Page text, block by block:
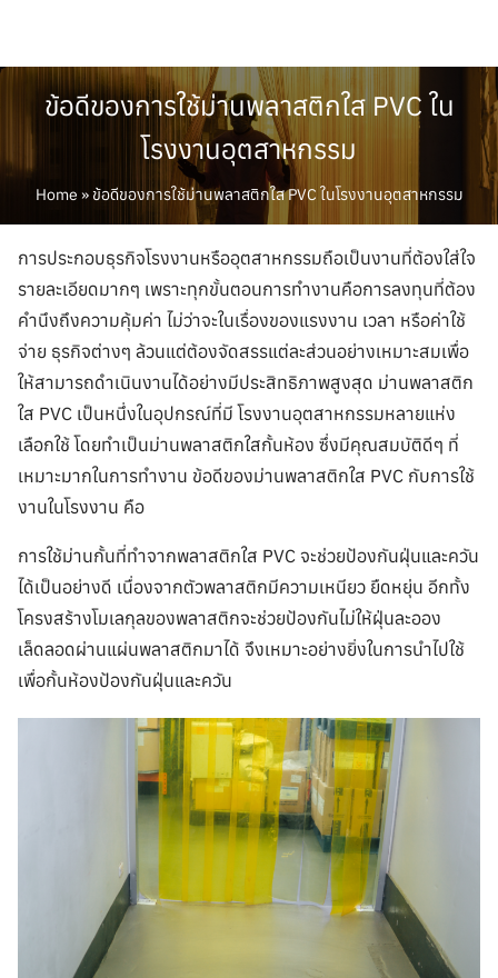
content
ข้อดีของการใช้ม่านพลาสติกใส PVC ใน
โรงงานอุตสาหกรรม
Home » ข้อดีของการใช้ม่านพลาสติกใส PVC ในโรงงานอุตสาหกรรม
การประกอบธุรกิจโรงงานหรืออุตสาหกรรมถือเป็นงานที่ต้องใส่ใจ
รายละเอียดมากๆ เพราะทุกขั้นตอนการทำงานคือการลงทุนที่ต้อง
คำนึงถึงความคุ้มค่า ไม่ว่าจะในเรื่องของแรงงาน เวลา หรือค่าใช้
จ่าย ธุรกิจต่างๆ ล้วนแต่ต้องจัดสรรแต่ละส่วนอย่างเหมาะสมเพื่อ
ให้สามารถดำเนินงานได้อย่างมีประสิทธิภาพสูงสุด ม่านพลาสติก
ใส PVC เป็นหนึ่งในอุปกรณ์ที่มี โรงงานอุตสาหกรรมหลายแห่ง
เลือกใช้ โดยทำเป็นม่านพลาสติกใสกั้นห้อง ซึ่งมีคุณสมบัติดีๆ ที่
เหมาะมากในการทำงาน ข้อดีของม่านพลาสติกใส PVC กับการใช้
งานในโรงงาน คือ
การใช้ม่านกั้นที่ทำจากพลาสติกใส PVC จะช่วยป้องกันฝุ่นและควัน
ได้เป็นอย่างดี เนื่องจากตัวพลาสติกมีความเหนียว ยืดหยุ่น อีกทั้ง
โครงสร้างโมเลกุลของพลาสติกจะช่วยป้องกันไม่ให้ฝุ่นละออง
เล็ดลอดผ่านแผ่นพลาสติกมาได้ จึงเหมาะอย่างยิ่งในการนำไปใช้
เพื่อกั้นห้องป้องกันฝุ่นและควัน